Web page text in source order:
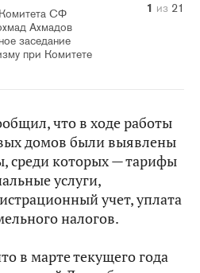
Комитета СФ
Ахмадов
заседание
при Комитете
1 из 21
2 из 21
3 из 21
4 из 21
5 из 21
6 из 21
7 из 21
8 из 21
9 из 21
10 из 21
11 из 21
12 из 21
13 из 21
14 из 21
15 из 21
16 из 21
17 из 21
18 из 21
19 из 21
20 из 21
21 из 21
что в ходе работы
домов были выявлены
среди которых — тарифы
услуги,
учет, уплата
налогов.
в марте текущего года